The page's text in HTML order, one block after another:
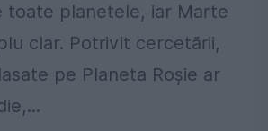
toate planetele, iar Marte
clar. Potrivit cercetării,
pe Planeta Roșie ar